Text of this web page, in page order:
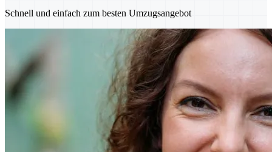
Schnell und einfach zum besten Umzugsangebot